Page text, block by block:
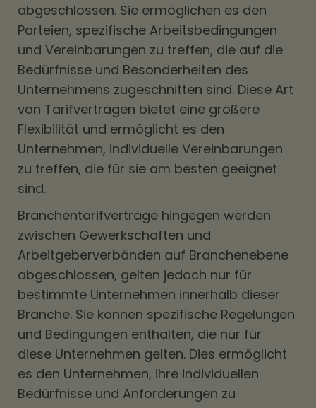
abgeschlossen. Sie ermöglichen es den
Parteien, spezifische Arbeitsbedingungen
und Vereinbarungen zu treffen, die auf die
Bedürfnisse und Besonderheiten des
Unternehmens zugeschnitten sind. Diese Art
von Tarifverträgen bietet eine größere
Flexibilität und ermöglicht es den
Unternehmen, individuelle Vereinbarungen
zu treffen, die für sie am besten geeignet
sind.
Branchentarifverträge hingegen werden
zwischen Gewerkschaften und
Arbeitgeberverbänden auf Branchenebene
abgeschlossen, gelten jedoch nur für
bestimmte Unternehmen innerhalb dieser
Branche. Sie können spezifische Regelungen
und Bedingungen enthalten, die nur für
diese Unternehmen gelten. Dies ermöglicht
es den Unternehmen, ihre individuellen
Bedürfnisse und Anforderungen zu